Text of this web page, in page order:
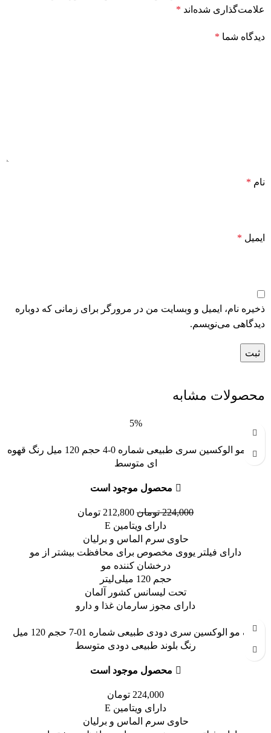
علامت‌گذاری شده‌اند *
دیدگاه شما *
نام *
ایمیل *
ذخیره نام، ایمیل و وبسایت من در مرورگر برای زمانی که دوباره
دیدگاهی می‌نویسم.
محصولات مشابه
5%
رنگ مو الوکسین سری طبیعی شماره 0-4 حجم 120 میل رنگ قهوه
ای متوسط
محصول موجود است
224,000 تومان 212,800 تومان
دارای ویتامین E
حاوی سرم الماس و برلیان
دارای فیلتر یووی مخصوص برای محافظت بیشتر از مو
درخشان کننده مو
حجم 120 میلی‌لیتر
تحت لیسانس کشور آلمان
دارای مجوز سارمان غذا و دارو
رنگ مو الوکسین سری دودی طبیعی شماره 01-7 حجم 120 میل
رنگ بلوند طبیعی دودی متوسط
محصول موجود است
224,000 تومان
دارای ویتامین E
حاوی سرم الماس و برلیان